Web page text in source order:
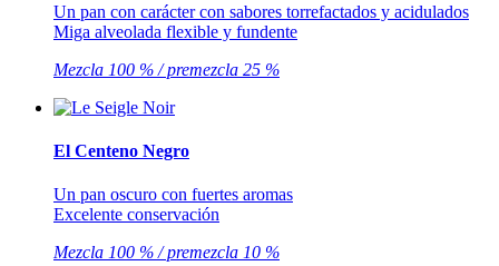
Un pan con carácter con sabores torrefactados y acidulados
Miga alveolada flexible y fundente
Mezcla 100 % / premezcla 25 %
El Centeno Negro
Un pan oscuro con fuertes aromas
Excelente conservación
Mezcla 100 % / premezcla 10 %